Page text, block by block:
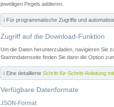
jeweiligen Pegels addieren.
ℹ️ Für programmatische Zugriffe und
Zugriff auf die Download-Funktion
Um die Daten herunterzuladen, navigieren Sie
Stammdatenseite finden Sie dann die Option
ℹ️ Eine detaillierte Schritt-für-Schritt-Anleitung
Verfügbare Datenformate
JSON-Format